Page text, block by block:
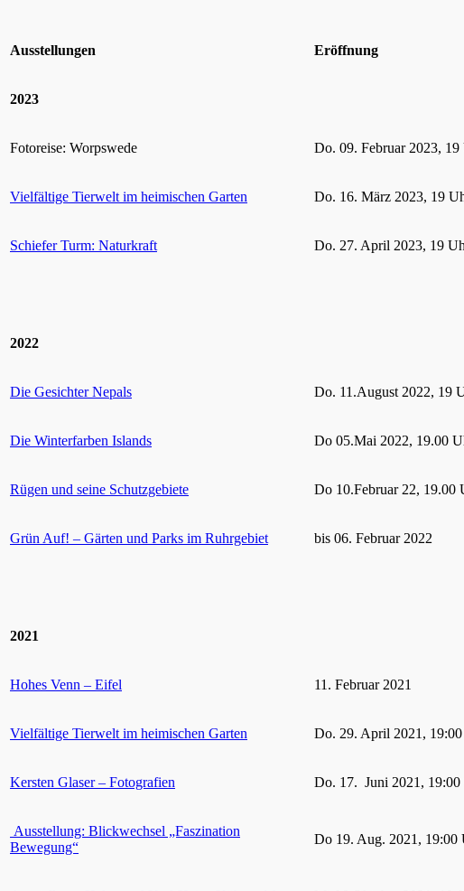
Ausstellungen Eröffnung
2023
Fotoreise: Worpswede Do. 09. Februar 2023, 19
Vielfältige Tierwelt im heimischen Garten Do. 16. März 2023, 19
Schiefer Turm: Naturkraft Do. 27. April 2023, 19
2022
Die Gesichter Nepals Do. 11.August 2022, 19
Die Winterfarben Islands Do 05.Mai 2022, 19.00
Rügen und seine Schutzgebiete Do 10.Februar 22, 19.00
Grün Auf! – Gärten und Parks im Ruhrgebiet bis 06. Februar 2022
2021
Hohes Venn – Eifel 11. Februar 2021
Vielfältige Tierwelt im heimischen Garten Do. 29. April 2021,
Kersten Glaser – Fotografien Do. 17. Juni 2021, 19:00
Ausstellung: Blickwechsel „Faszination
Bewegung“
Do 19. Aug. 2021, 19:00